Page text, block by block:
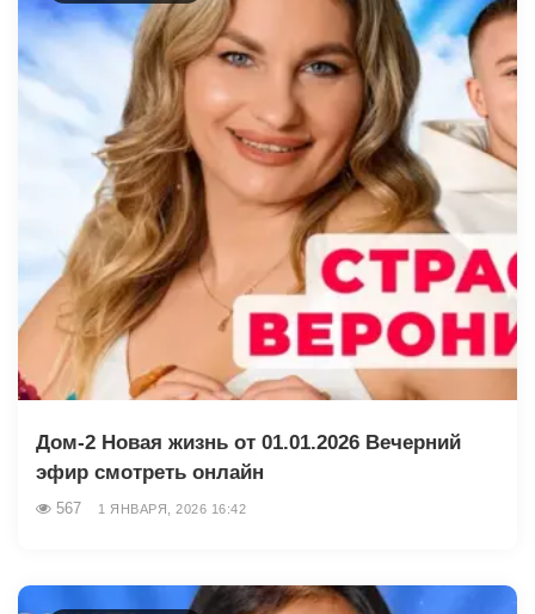
Дом-2 Новая жизнь от 01.01.2026 Вечерний
эфир смотреть онлайн
567 1 ЯНВАРЯ, 2026 16:42